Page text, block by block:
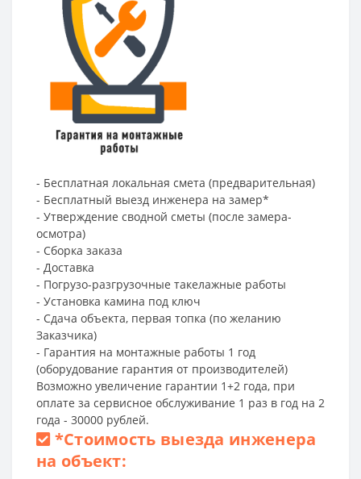
- Бесплатная локальная смета (предварительная)
- Бесплатный выезд инженера на замер*
- Утверждение сводной сметы (после замера-
осмотра)
- Сборка заказа
- Доставка
- Погрузо-разгрузочные такелажные работы
- Установка камина под ключ
- Сдача объекта, первая топка (по желанию
Заказчика)
- Гарантия на монтажные работы 1 год
(оборудование гарантия от производителей)
Возможно увеличение гарантии 1+2 года, при
оплате за сервисное обслуживание 1 раз в год на 2
года - 30000 рублей.
*Стоимость выезда инженера
на объект: